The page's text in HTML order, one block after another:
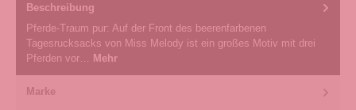
Beschreibung
Pferde-Traum pur: Auf der Front des beerenfarbenen
Tagesrucksacks von Miss Melody ist ein großes Motiv mit drei
Pferden vor… Mehr
Marke